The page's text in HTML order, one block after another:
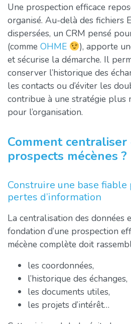
Une prospection efficace
organisé. Au-delà des fichiers
dispersées, un CRM pensé
(comme OHME
), apporte
et sécurise la démarche. Il
conserver l’historique des
les contacts ou d’éviter les
contribue à une stratégie
pour l’organisation.
Comment
prospects mécènes ?
Construire une base
pertes d’information
La centralisation des données
fondation d’une prospection
mécène complète doit
les coordonnées,
l’historique des échanges,
les documents utiles,
les projets d’intérêt…